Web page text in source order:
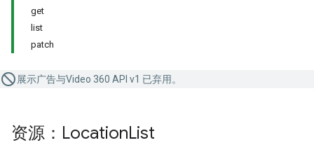
get
list
patch
展示广告与Video 360 API v1 已弃用。
资源：LocationList